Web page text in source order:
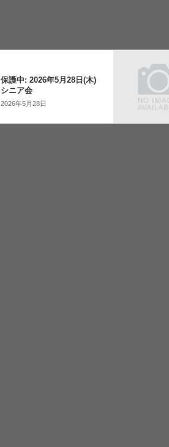
保護中: 2026年5月28日(木)
シニア会
2026年5月28日